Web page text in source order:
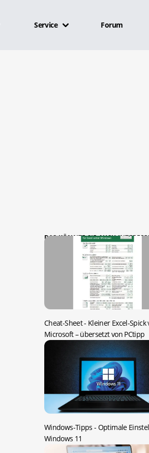
Service Forum
DAS KÖNNTE SIE AUCH
Cheat-Sheet - Kleiner Excel-Spick
Microsoft – übersetzt von PCtipp
Windows-Tipps - Optimale
Windows 11